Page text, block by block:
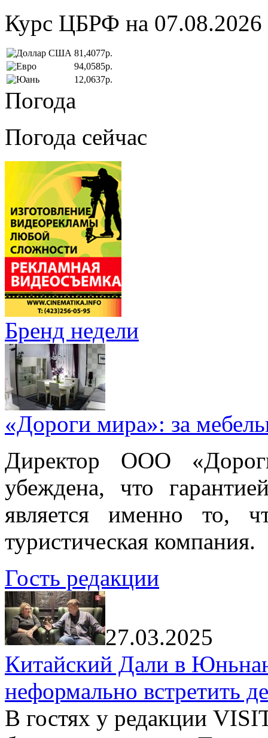
Курс ЦБРФ на 07.08.2026
81,4077р.
94,0585р.
12,0637р.
Погода
Погода сейчас
Бренд недели
«Дороги мира»: за
Директор ООО
убеждена, что
является именно то,
туристическая компания.
Гость редакции
27.03.2025
Китайский Дали в
неформально встретить
В гостях у редакции